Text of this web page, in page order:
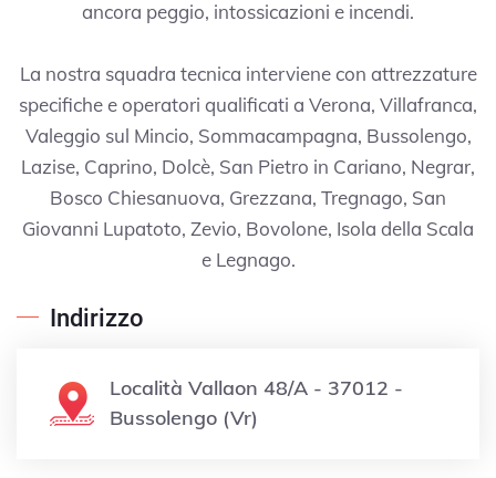
ancora peggio, intossicazioni e incendi.
La nostra squadra tecnica interviene con attrezzature
specifiche e operatori qualificati a Verona, Villafranca,
Valeggio sul Mincio, Sommacampagna, Bussolengo,
Lazise, Caprino, Dolcè, San Pietro in Cariano, Negrar,
Bosco Chiesanuova, Grezzana, Tregnago, San
Giovanni Lupatoto, Zevio, Bovolone, Isola della Scala
e Legnago.
Indirizzo
Località Vallaon 48/A - 37012 -
Bussolengo (Vr)